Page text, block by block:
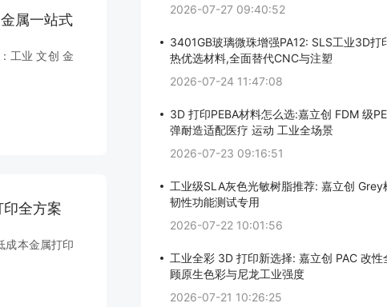
属一站式
工业 文创 金
全方案
成本金属打印
2026-07-27 09:40:52
3401GB玻璃微珠增强PA12: SLS工业3D打
热优选材料,全面替代CNC与注塑
2026-07-24 11:47:08
3D 打印PEBA材料怎么选:嘉立创 FDM 级
弹耐造适配医疗 运动 工业全场景
2026-07-23 09:16:51
工业级SLA灰色光敏树脂推荐: 嘉立创 Grey
韧性功能测试专用
2026-07-22 10:01:56
工业全彩 3D 打印新选择: 嘉立创 PAC 改性
顾原生色彩与尼龙工业强度
2026-07-21 10:26:25